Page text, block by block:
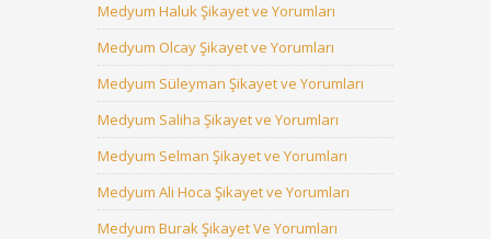
Medyum Haluk Şikayet ve Yorumları
Medyum Olcay Şikayet ve Yorumları
Medyum Süleyman Şikayet ve Yorumları
Medyum Saliha Şikayet ve Yorumları
Medyum Selman Şikayet ve Yorumları
Medyum Ali Hoca Şikayet ve Yorumları
Medyum Burak Şikayet Ve Yorumları